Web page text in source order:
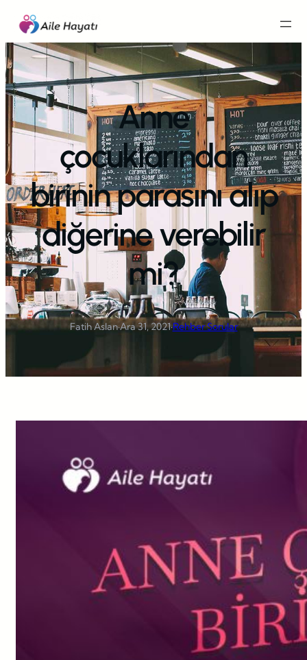
İçeriğe
geç
Anne
çocuklarından
birinin parasını alıp
diğerine verebilir
mi?
Fatih Aslan·Ara 31, 2021·Rehber Sorular